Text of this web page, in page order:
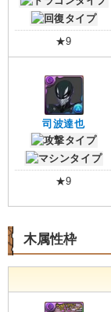
★9
司波達也
★9
木属性枠